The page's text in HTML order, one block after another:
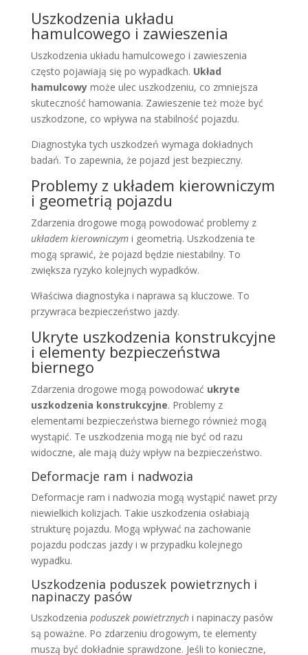
Uszkodzenia układu
hamulcowego i zawieszenia
Uszkodzenia układu hamulcowego i zawieszenia
często pojawiają się po wypadkach. Układ
hamulcowymoże ulec uszkodzeniu, co zmniejsza
skuteczność hamowania. Zawieszenie też może być
uszkodzone, co wpływa na stabilność pojazdu.
Diagnostyka tych uszkodzeń wymaga dokładnych
badań. To zapewnia, że pojazd jest bezpieczny.
Problemy z układem kierowniczym
i geometrią pojazdu
Zdarzenia drogowe mogą powodować problemy z
układem kierowniczymi geometrią. Uszkodzenia te
mogą sprawić, że pojazd będzie niestabilny. To
zwiększa ryzyko kolejnych wypadków.
Właściwa diagnostyka i naprawa są kluczowe. To
przywraca bezpieczeństwo jazdy.
Ukryte uszkodzenia konstrukcyjne
i elementy bezpieczeństwa
biernego
Zdarzenia drogowe mogą powodować ukryte
uszkodzenia konstrukcyjne. Problemy z
elementami bezpieczeństwa biernego również mogą
wystąpić. Te uszkodzenia mogą nie być od razu
widoczne, ale mają duży wpływ na bezpieczeństwo.
Deformacje ram i nadwozia
Deformacje ram i nadwozia mogą wystąpić nawet przy
niewielkich kolizjach. Takie uszkodzenia osłabiają
strukturę pojazdu. Mogą wpływać na zachowanie
pojazdu podczas jazdy i w przypadku kolejnego
wypadku.
Uszkodzenia poduszek powietrznych i
napinaczy pasów
Uszkodzenia poduszek powietrznychi napinaczy pasów
są poważne. Po zdarzeniu drogowym, te elementy
muszą być dokładnie sprawdzone. Jeśli to konieczne,